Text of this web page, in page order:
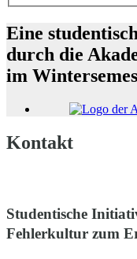
Eine
durch die
im
Kontakt
Studentische
Fehlerkultur zum